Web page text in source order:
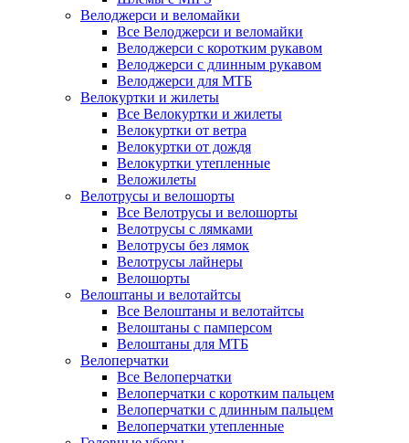
Велоджерси и веломайки
Все Велоджерси и веломайки
Велоджерси с коротким рукавом
Велоджерси с длинным рукавом
Велоджерси для МТБ
Велокуртки и жилеты
Все Велокуртки и жилеты
Велокуртки от ветра
Велокуртки от дождя
Велокуртки утепленные
Веложилеты
Велотрусы и велошорты
Все Велотрусы и велошорты
Велотрусы с лямками
Велотрусы без лямок
Велотрусы лайнеры
Велошорты
Велоштаны и велотайтсы
Все Велоштаны и велотайтсы
Велоштаны с памперсом
Велоштаны для МТБ
Велоперчатки
Все Велоперчатки
Велоперчатки с коротким пальцем
Велоперчатки с длинным пальцем
Велоперчатки утепленные